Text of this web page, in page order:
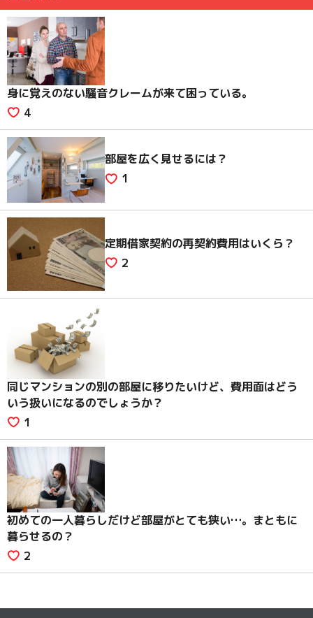
身に覚えのない騒音クレームが来て困っている。
4
部屋を広く見せるには？
1
定期借家契約の再契約費用はいくら？
2
同じマンションの別の部屋に移りたいけど、費用面はどう
いう扱いになるのでしょうか？
1
初めての一人暮らしだけど部屋がとても狭い…。まともに
暮らせるの？
2